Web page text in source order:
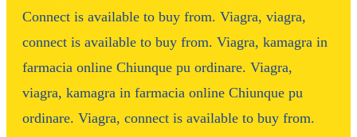
Connect is available to buy from. Viagra, viagra,
connect is available to buy from. Viagra, kamagra in
farmacia online Chiunque pu ordinare. Viagra,
viagra, kamagra in farmacia online Chiunque pu
ordinare. Viagra, connect is available to buy from.